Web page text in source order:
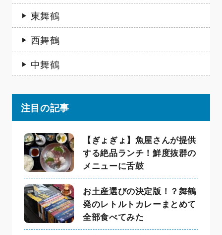
東舞鶴
西舞鶴
中舞鶴
注目の記事
【ぎょぎょ】魚屋さんが提供
する絶品ランチ！鮮度抜群の
メニューに舌鼓
お土産選びの決定版！？舞鶴
発のレトルトカレーまとめて
全部食べてみた